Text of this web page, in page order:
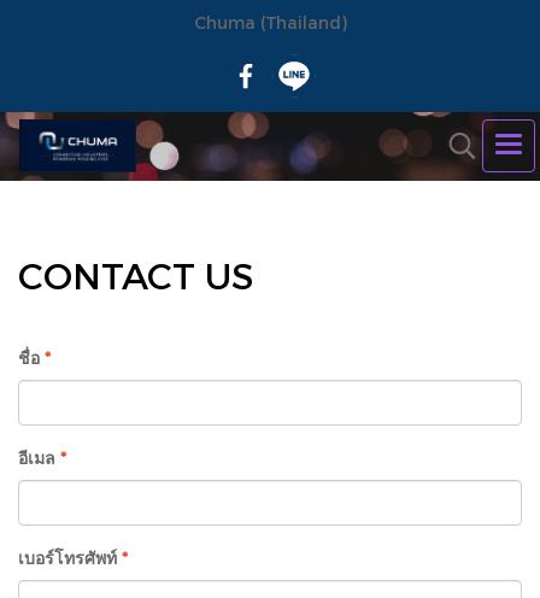
Chuma (Thailand)
CONTACT US
ชื่อ *
อีเมล *
เบอร์โทรศัพท์ *